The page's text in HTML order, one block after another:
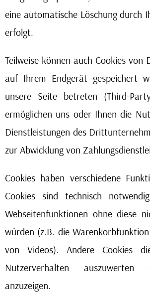
eine automatische Löschung durch
erfolgt.
Teilweise können auch Cookies von
auf Ihrem Endgerät gespeichert
unsere Seite betreten (Third-
ermöglichen uns oder Ihnen die
Dienstleistungen des
zur Abwicklung von
Cookies haben verschiedene
Cookies sind technisch
Webseitenfunktionen ohne diese
würden (z.B. die
von Videos). Andere Cookies
Nutzerverhalten auszuwerten
anzuzeigen.